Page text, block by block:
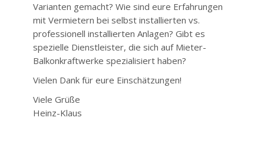
Varianten gemacht? Wie sind eure Erfahrungen
mit Vermietern bei selbst installierten vs.
professionell installierten Anlagen? Gibt es
spezielle Dienstleister, die sich auf Mieter-
Balkonkraftwerke spezialisiert haben?
Vielen Dank für eure Einschätzungen!
Viele Grüße
Heinz-Klaus